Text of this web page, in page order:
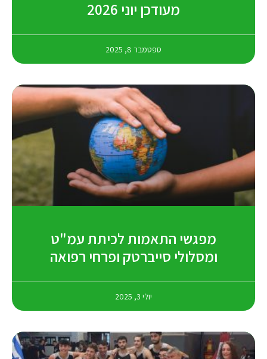
מעודכן יוני 2026
ספטמבר 8, 2025
מפגשי התאמות לכיתת עמ"ט
ומסלולי סייברטק ופרחי רפואה
יולי 3, 2025